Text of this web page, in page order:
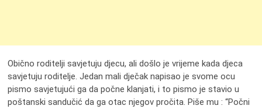
Obično roditelji savjetuju djecu, ali došlo je vrijeme kada djeca
savjetuju roditelje. Jedan mali dječak napisao je svome ocu
pismo savjetujući ga da počne klanjati, i to pismo je stavio u
poštanski sandučić da ga otac njegov pročita. Piše mu : “Počni